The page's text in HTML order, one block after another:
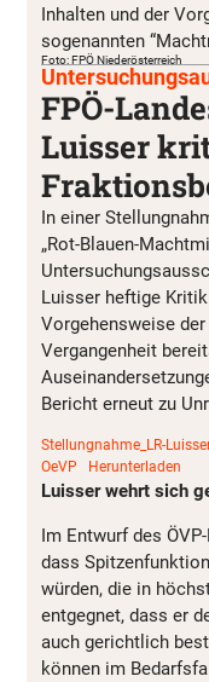
Inhalten und der
sogenannten
Foto: FPÖ Niederösterreich
FPÖ-
Luisser
In einer
„Rot-Blauen-
Luisser heftige
Vorgehensweise der
Vergangenheit
Bericht erneut zu
Stellungnahme_LR-
OeVP
Herunterladen
Luisser wehrt sich
Im Entwurf des
dass
würden, die in
entgegnet, dass er
auch gerichtlich
können im